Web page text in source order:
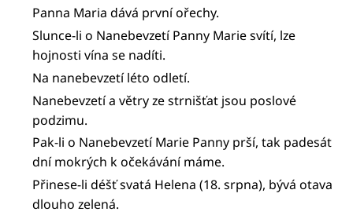
Panna Maria dává první ořechy.
Slunce-li o Nanebevzetí Panny Marie svítí, lze
hojnosti vína se nadíti.
Na nanebevzetí léto odletí.
Nanebevzetí a větry ze strnišťat jsou poslové
podzimu.
Pak-li o Nanebevzetí Marie Panny prší, tak padesát
dní mokrých k očekávání máme.
Přinese-li déšť svatá Helena (18. srpna), bývá otava
dlouho zelená.